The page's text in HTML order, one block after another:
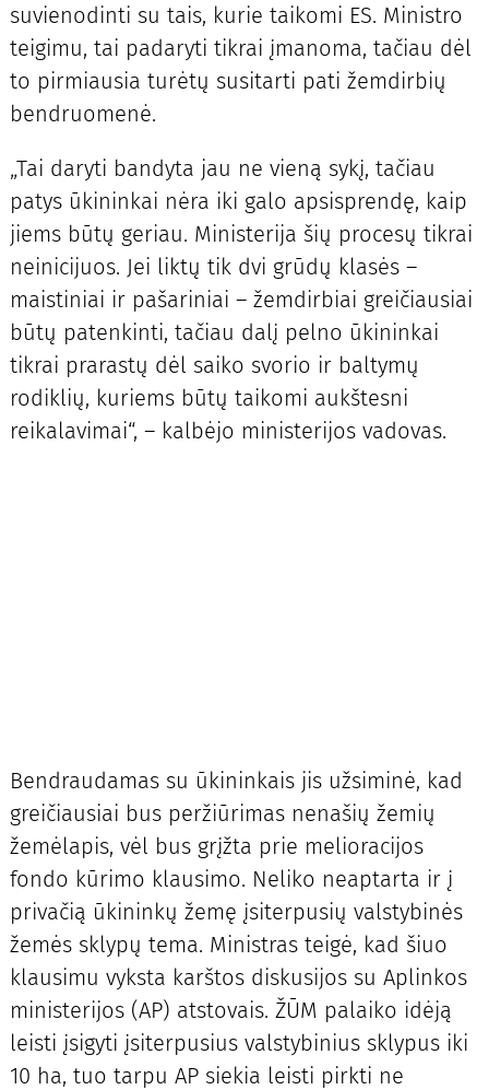
suvienodinti su tais, kurie taikomi ES. Ministro
teigimu, tai padaryti tikrai įmanoma, tačiau dėl
to pirmiausia turėtų susitarti pati žemdirbių
bendruomenė.
„Tai daryti bandyta jau ne vieną sykį, tačiau
patys ūkininkai nėra iki galo apsisprendę, kaip
jiems būtų geriau. Ministerija šių procesų tikrai
neinicijuos. Jei liktų tik dvi grūdų klasės –
maistiniai ir pašariniai – žemdirbiai greičiausiai
būtų patenkinti, tačiau dalį pelno ūkininkai
tikrai prarastų dėl saiko svorio ir baltymų
rodiklių, kuriems būtų taikomi aukštesni
reikalavimai“, – kalbėjo ministerijos vadovas.
Bendraudamas su ūkininkais jis užsiminė, kad
greičiausiai bus peržiūrimas nenašių žemių
žemėlapis, vėl bus grįžta prie melioracijos
fondo kūrimo klausimo. Neliko neaptarta ir į
privačią ūkininkų žemę įsiterpusių valstybinės
žemės sklypų tema. Ministras teigė, kad šiuo
klausimu vyksta karštos diskusijos su Aplinkos
ministerijos (AP) atstovais. ŽŪM palaiko idėją
leisti įsigyti įsiterpusius valstybinius sklypus iki
10 ha, tuo tarpu AP siekia leisti pirkti ne